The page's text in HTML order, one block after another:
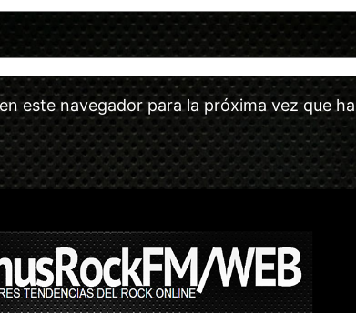
este navegador para la próxima vez que